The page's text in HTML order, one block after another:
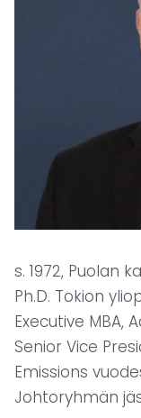
s. 1972, Puolan
Ph.D. Tokion
Executive MBA,
Senior Vice
Emissions
Johtoryhmän